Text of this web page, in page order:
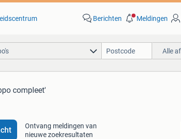
Berichten Meldingen
Alle
compleet'
Ontvang meldingen van
nieuwe zoekresultaten